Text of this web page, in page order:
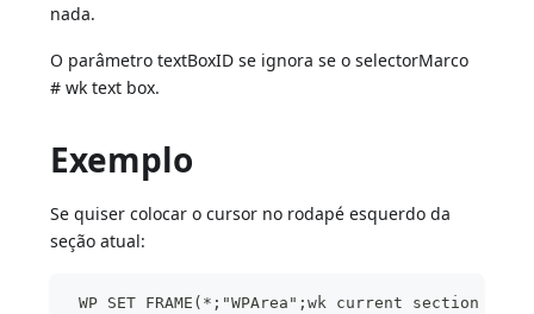
nada.
O parâmetro textBoxID se ignora se o selectorMarco
# wk text box.
Exemplo
Se quiser colocar o cursor no rodapé esquerdo da
seção atual:
WP SET FRAME(*;"WPArea";wk current section